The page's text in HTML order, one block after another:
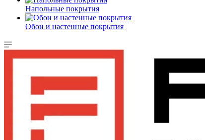
Напольные покрытия
Обои и настенные покрытия